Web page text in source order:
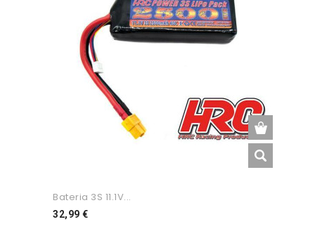
Bateria 3S 11.1V...
32,99 €Preço